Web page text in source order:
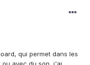
qui permet dans les